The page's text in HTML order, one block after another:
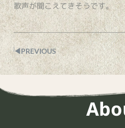
歌声が聞こえてきそうです。
◀︎PREVIOUS